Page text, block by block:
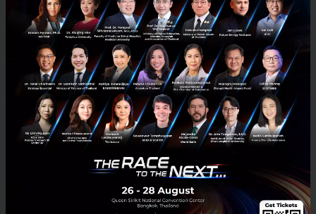
คุณชาลได้ชี้ให้ผู้เข้าแข่งขันเห็นถึงความท้าทายของการ
ทำธุรกิจแบบ B2B โดยการร่วมแบ่งปันการทำกลยุทธ์